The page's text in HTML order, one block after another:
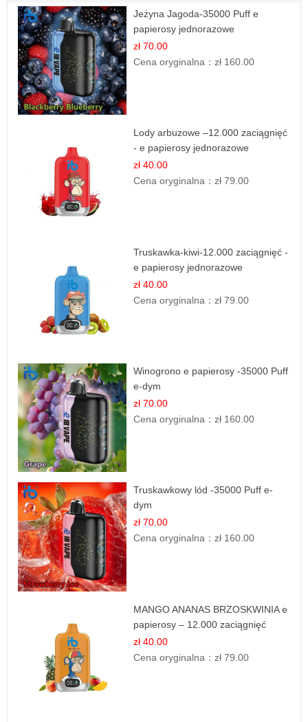
Jeżyna Jagoda-35000 Puff e
papierosy jednorazowe
zł 70.00
Cena oryginalna：zł 160.00
Lody arbuzowe –12.000 zaciągnięć
- e papierosy jednorazowe
zł 40.00
Cena oryginalna：zł 79.00
Truskawka-kiwi-12.000 zaciągnięć -
e papierosy jednorazowe
zł 40.00
Cena oryginalna：zł 79.00
Winogrono e papierosy -35000 Puff
e-dym
zł 70.00
Cena oryginalna：zł 160.00
Truskawkowy lód -35000 Puff e-
dym
zł 70.00
Cena oryginalna：zł 160.00
MANGO ANANAS BRZOSKWINIA e
papierosy – 12.000 zaciągnięć
zł 40.00
Cena oryginalna：zł 79.00